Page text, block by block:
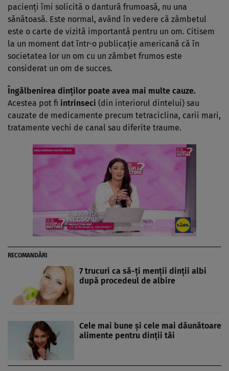
pacienţi îmi solicită o dantură frumoasă, nu una
sănătoasă. Este normal, având în vedere că zâmbetul
este o carte de vizită importantă pentru un om. Citisem
la un moment dat într-o publicaţie americană că în
societatea lor un om cu un zâmbet frumos este
considerat un om de succes.
Îngălbenirea dinţilor poate avea mai multe cauze.
Acestea pot fi intrinseci (din interiorul dintelui) sau
cauzate de medicamente precum tetraciclina, carii mari,
tratamente vechi de canal sau diferite traume.
RECOMANDĂRI
7 trucuri ca să-ţi menţii dinţii albi
după procedeul de albire
Cele mai bune şi cele mai dăunătoare
alimente pentru dinţii tăi